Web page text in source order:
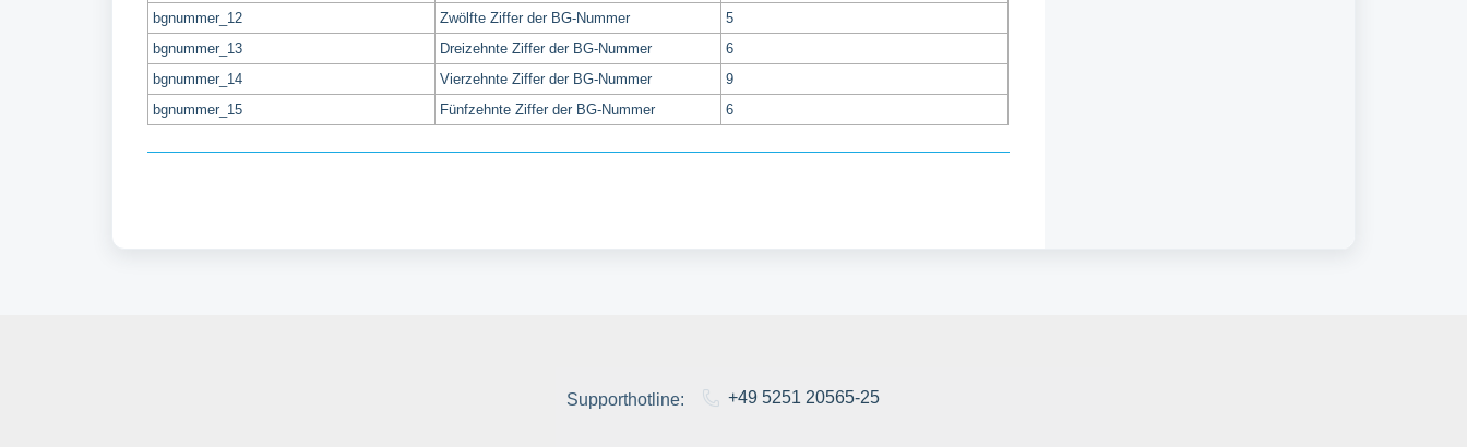
bgnummer_12
Zwölfte Ziffer der BG-Nummer
5
bgnummer_13
Dreizehnte Ziffer der BG-Nummer
6
bgnummer_14
Vierzehnte Ziffer der BG-Nummer
9
bgnummer_15
Fünfzehnte Ziffer der BG-Nummer 6
Supporthotline: +49 5251 20565-25